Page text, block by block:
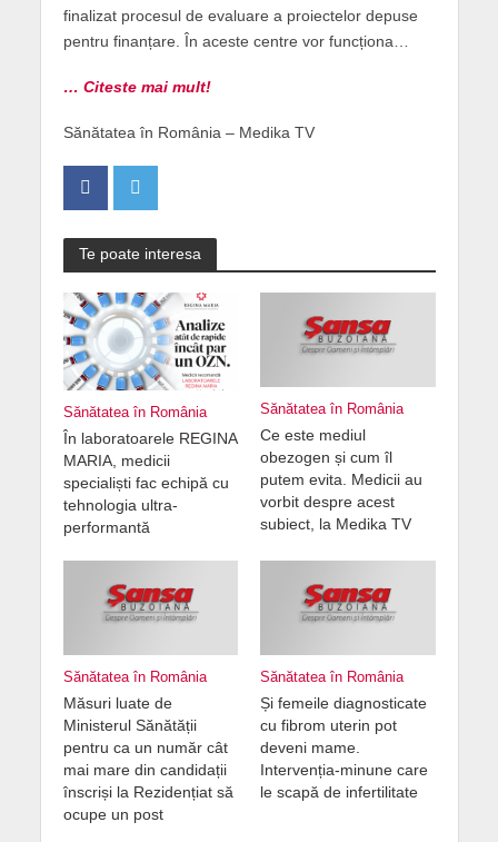
finalizat procesul de evaluare a proiectelor depuse
pentru finanțare. În aceste centre vor funcționa…
… Citeste mai mult!
Sănătatea în România – Medika TV
Te poate interesa
Sănătatea în România
În laboratoarele REGINA
MARIA, medicii
specialiști fac echipă cu
tehnologia ultra-
performantă
Sănătatea în România
Ce este mediul
obezogen și cum îl
putem evita. Medicii au
vorbit despre acest
subiect, la Medika TV
Sănătatea în România
Măsuri luate de
Ministerul Sănătății
pentru ca un număr cât
mai mare din candidații
înscriși la Rezidențiat să
ocupe un post
Sănătatea în România
Și femeile diagnosticate
cu fibrom uterin pot
deveni mame.
Intervenția-minune care
le scapă de infertilitate